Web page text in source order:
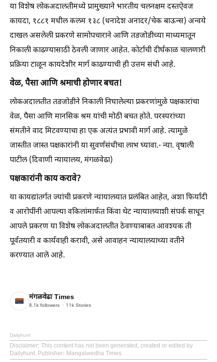
​या विशेष लोकअदालतीमध्ये प्रामुख्याने भारतीय चलनक्षम दस्तऐवज
कायदा, १८८१ मधील कलम १३८ (धनादेश अनादर/चेक बाऊन्स) अन्वये
दाखल असलेली प्रकरणे सामोपचाराने आणि तडजोडीच्या माध्यमातून
निकाली काढण्यासाठी ठेवली जाणार आहेत. कोर्टाची दीर्घकाळ चालणारी
प्रक्रिया टाळून कायदेशीर मार्ग काढण्याची ही उत्तम संधी आहे.
वेळ, पैसा आणि श्रमाची होणार बचत!
​लोकअदालतीत तडजोडीने निकाली निघालेल्या प्रकरणांमुळे पक्षकारांचा
वेळ, पैसा आणि मानसिक श्रम यांची मोठी बचत होते. परस्परांच्या
संमतीने वाद मिटवण्याचा हा एक अत्यंत प्रभावी मार्ग आहे. त्यामुळे
जास्तीत जास्त पक्षकारांनी या सुवर्णसंधीचा लाभ घ्यावा.- न्या. वृषाली
पाटील (दिवाणी न्यायालय, मंगळवेढा)
पक्षकारांनी काय करावे?
​या कायद्यांतर्गत ज्यांची प्रकरणे न्यायालयात प्रलंबित आहेत, अशा फिर्यादी
व आरोपींनी आपल्या वकिलांमार्फत किंवा थेट न्यायालयाशी संपर्क साधून
आपले प्रकरण या विशेष लोकअदालतीत ठेवण्याबाबत आवश्यक ती
पूर्वतयारी व कार्यवाही करावी, असे आवाहन न्यायालयाच्या वतीने
करण्यात आले आहे.
मंगळवेढा Times
8.1k followers 11k Stories
Dailyhunt
Disclaimer: This content has not been generated, created or edited by
Dailyhunt. Publisher: Mangalwedha Times